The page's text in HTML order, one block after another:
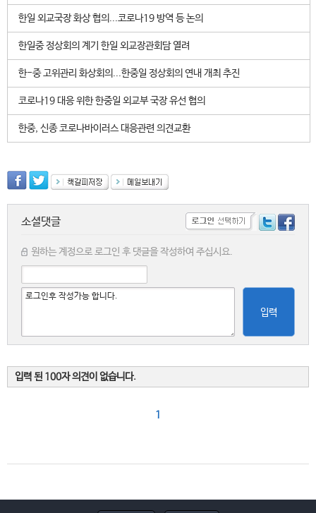
한일 외교국장 화상 협의...코로나19 방역 등 논의
한일중 정상회의 계기 한일 외교장관회담 열려
한-중 고위관리 화상회의...한중일 정상회의 연내 개최 추진
코로나19 대응 위한 한중일 외교부 국장 유선 협의
한중, 신종 코로나바이러스 대응관련 의견교환
소셜댓글
원하는 계정으로 로그인 후 댓글을 작성하여 주십시요.
입력
입력 된 100자 의견이 없습니다.
1